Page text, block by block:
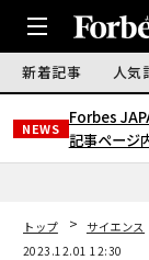
新着記事 人気
NEWS
Forbes
記事ページ
トップ サイエンス
2023.12.01 12:30